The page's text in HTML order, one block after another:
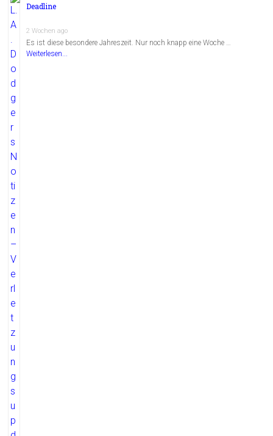
Deadline
2 Wochen ago
Es ist diese besondere Jahreszeit. Nur noch knapp eine Woche …
Weiterlesen...